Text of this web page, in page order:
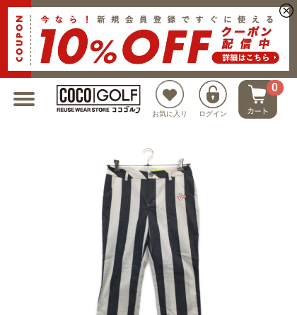
お気に入り ログイン
0
新規会員登録でクーポンプレゼント